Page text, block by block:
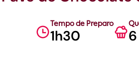
Tempo de Preparo
1h30